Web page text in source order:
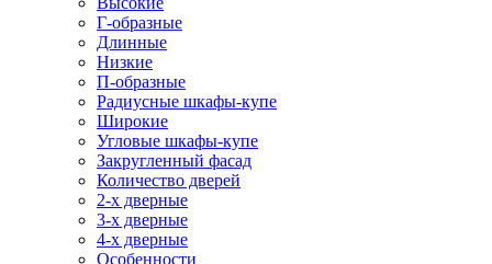
Г-образные
Длинные
Низкие
П-образные
Радиусные шкафы-купе
Широкие
Угловые шкафы-купе
Закругленный фасад
Количество дверей
2-х дверные
3-х дверные
4-х дверные
Особенности